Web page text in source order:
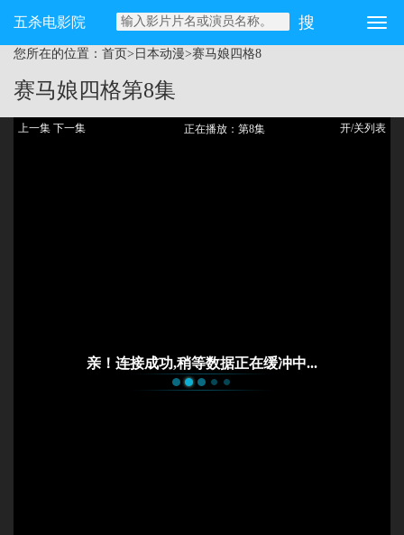
五杀电影院
您所在的位置： 首页> 日本动漫>赛马娘四格8
赛马娘四格第8集
上一集 下一集 正在播放：第8集 开/关列表